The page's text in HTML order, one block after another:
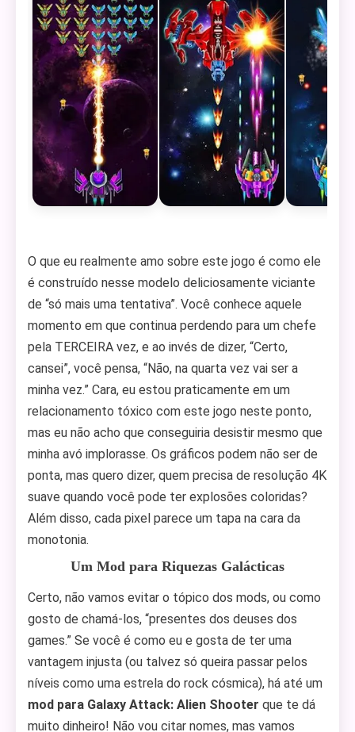
O que eu realmente amo sobre este jogo é como ele
é construído nesse modelo deliciosamente viciante
de “só mais uma tentativa”. Você conhece aquele
momento em que continua perdendo para um chefe
pela TERCEIRA vez, e ao invés de dizer, “Certo,
cansei”, você pensa, “Não, na quarta vez vai ser a
minha vez.” Cara, eu estou praticamente em um
relacionamento tóxico com este jogo neste ponto,
mas eu não acho que conseguiria desistir mesmo que
minha avó implorasse. Os gráficos podem não ser de
ponta, mas quero dizer, quem precisa de resolução 4K
suave quando você pode ter explosões coloridas?
Além disso, cada pixel parece um tapa na cara da
monotonia.
Um Mod para Riquezas Galácticas
Certo, não vamos evitar o tópico dos mods, ou como
gosto de chamá-los, “presentes dos deuses dos
games.” Se você é como eu e gosta de ter uma
vantagem injusta (ou talvez só queira passar pelos
níveis como uma estrela do rock cósmica), há até um
mod para Galaxy Attack: Alien Shooter que te dá
muito dinheiro! Não vou citar nomes, mas vamos